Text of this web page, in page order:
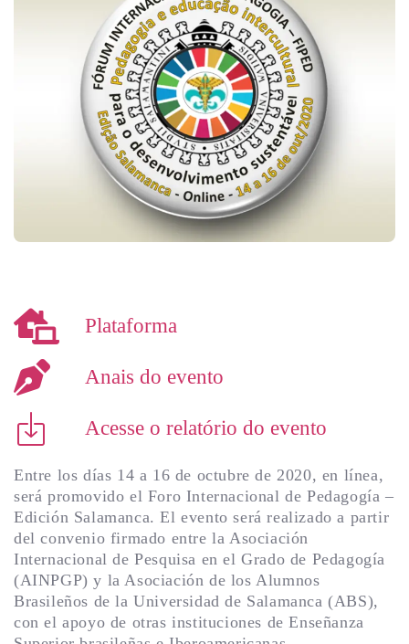
Plataforma
Anais do evento
Acesse o relatório do evento
Entre los días 14 a 16 de octubre de 2020, en línea,
será promovido el Foro Internacional de Pedagogía –
Edición Salamanca. El evento será realizado a partir
del convenio firmado entre la Asociación
Internacional de Pesquisa en el Grado de Pedagogía
(AINPGP) y la Asociación de los Alumnos
Brasileños de la Universidad de Salamanca (ABS),
con el apoyo de otras instituciones de Enseñanza